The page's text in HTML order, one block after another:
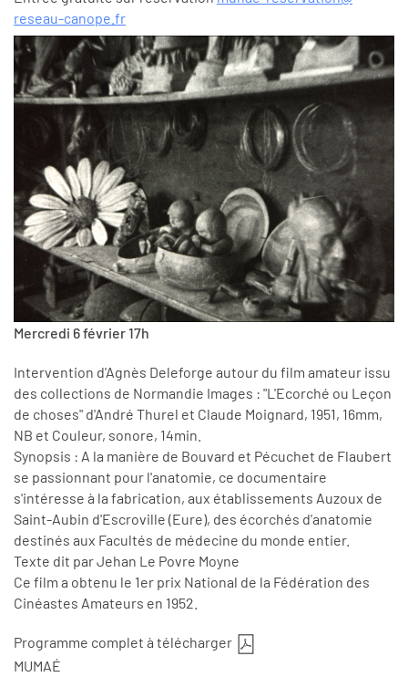
reseau-canope.fr
Mercredi 6 février 17h
Intervention d'Agnès Deleforge autour du film amateur issu
des collections de Normandie Images : "L'Ecorché ou Leçon
de choses" d'André Thurel et Claude Moignard, 1951, 16mm,
NB et Couleur, sonore, 14min.
Synopsis : A la manière de Bouvard et Pécuchet de Flaubert
se passionnant pour l'anatomie, ce documentaire
s'intéresse à la fabrication, aux établissements Auzoux de
Saint-Aubin d'Escroville (Eure), des écorchés d'anatomie
destinés aux Facultés de médecine du monde entier.
Texte dit par Jehan Le Povre Moyne
Ce film a obtenu le 1er prix National de la Fédération des
Cinéastes Amateurs en 1952.
Programme complet à télécharger
MUMAÉ